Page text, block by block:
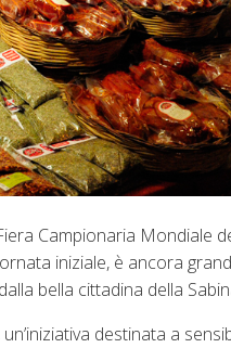
Campionaria Mondiale
iniziale, è ancora
bella cittadina della
destinata a